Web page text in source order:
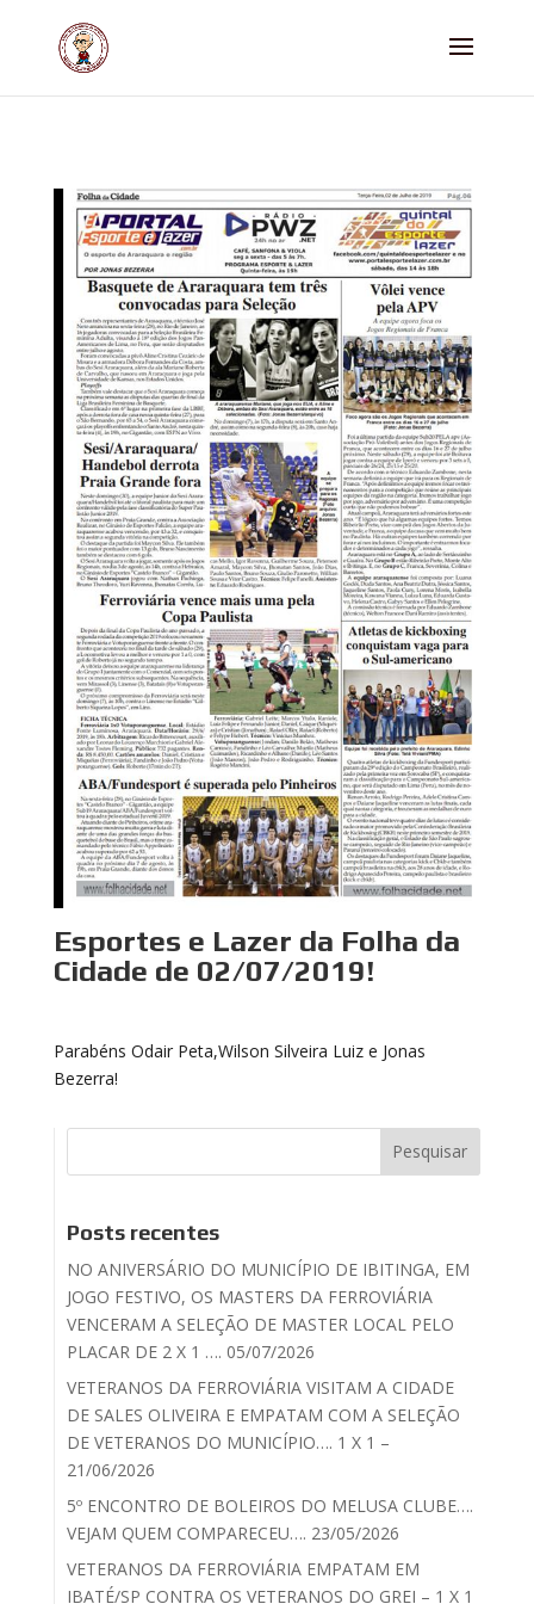
Esportes e Lazer da Folha da
Cidade de 02/07/2019!
Parabéns Odair Peta,Wilson Silveira Luiz e Jonas
Bezerra!
Posts recentes
NO ANIVERSÁRIO DO MUNICÍPIO DE IBITINGA, EM
JOGO FESTIVO, OS MASTERS DA FERROVIÁRIA
VENCERAM A SELEÇÃO DE MASTER LOCAL PELO
PLACAR DE 2 X 1 …. 05/07/2026
VETERANOS DA FERROVIÁRIA VISITAM A CIDADE
DE SALES OLIVEIRA E EMPATAM COM A SELEÇÃO
DE VETERANOS DO MUNICÍPIO…. 1 X 1 –
21/06/2026
5º ENCONTRO DE BOLEIROS DO MELUSA CLUBE….
VEJAM QUEM COMPARECEU…. 23/05/2026
VETERANOS DA FERROVIÁRIA EMPATAM EM
IBATÉ/SP CONTRA OS VETERANOS DO GREI – 1 X 1